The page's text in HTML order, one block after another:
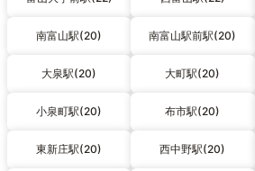
南富山駅(20) 南富山駅前駅(20)
大泉駅(20) 大町駅(20)
小泉町駅(20) 布市駅(20)
東新庄駅(20) 西中野駅(20)